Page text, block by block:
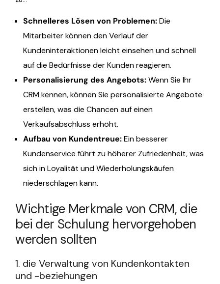
Schnelleres Lösen von Problemen:Die
Mitarbeiter können den Verlauf der
Kundeninteraktionen leicht einsehen und schnell
auf die Bedürfnisse der Kunden reagieren.
Personalisierung des Angebots:Wenn Sie Ihr
CRM kennen, können Sie personalisierte Angebote
erstellen, was die Chancen auf einen
Verkaufsabschluss erhöht.
Aufbau von Kundentreue:Ein besserer
Kundenservice führt zu höherer Zufriedenheit, was
sich in Loyalität und Wiederholungskäufen
niederschlagen kann.
Wichtige Merkmale von CRM, die
bei der Schulung hervorgehoben
werden sollten
1. die Verwaltung von Kundenkontakten
und -beziehungen